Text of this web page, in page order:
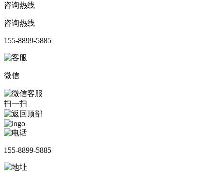
咨询热线
咨询热线
155-8899-5885
微信
扫一扫
155-8899-5885